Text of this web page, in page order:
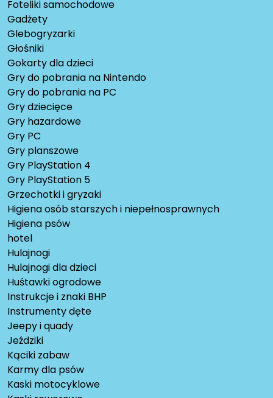
Foteliki samochodowe
Gadżety
Glebogryzarki
Głośniki
Gokarty dla dzieci
Gry do pobrania na Nintendo
Gry do pobrania na PC
Gry dziecięce
Gry hazardowe
Gry PC
Gry planszowe
Gry PlayStation 4
Gry PlayStation 5
Grzechotki i gryzaki
Higiena osób starszych i niepełnosprawnych
Higiena psów
hotel
Hulajnogi
Hulajnogi dla dzieci
Huśtawki ogrodowe
Instrukcje i znaki BHP
Instrumenty dęte
Jeepy i quady
Jeździki
Kąciki zabaw
Karmy dla psów
Kaski motocyklowe